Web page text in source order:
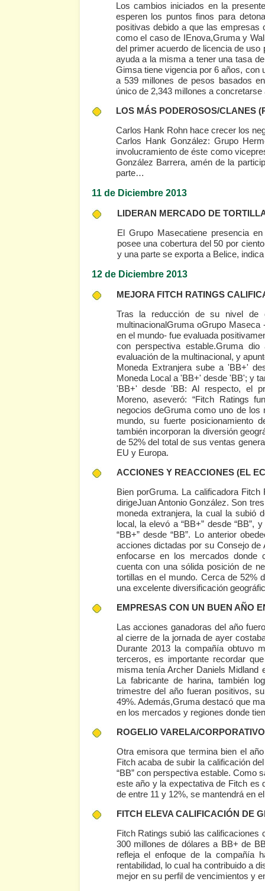
Los cambios iniciados en la
esperen los puntos finos para
positivas debido a que las
como el caso de IEnova,Gruma y
del primer acuerdo de licencia de
ayuda a la misma a tener una tasa
Gimsa tiene vigencia por 6 años, con
a 539 millones de pesos basados
único de 2,343 millones a
LOS MÁS PODEROSOS/CLANES
Carlos Hank Rohn hace crecer los
Carlos Hank González: Grupo
involucramiento de éste como
González Barrera, amén de la
parte…
11 de Diciembre 2013
LIDERAN MERCADO DE
El Grupo Masecatiene presencia
posee una cobertura del 50 por
y una parte se exporta a Belice,
12 de Diciembre 2013
MEJORA FITCH RATINGS
Tras la reducción de su nivel de
multinacionalGruma oGrupo
en el mundo- fue evaluada
con perspectiva estable.Gruma
evaluación de la multinacional, y
Moneda Extranjera sube a 'BB+'
Moneda Local a 'BB+' desde 'BB'; y
'BB+' desde 'BB: Al respecto, el
Moreno, aseveró: “Fitch Ratings
negocios deGruma como uno de
mundo, su fuerte posicionamiento
también incorporan la diversión
de 52% del total de sus ventas
EU y Europa.
ACCIONES Y REACCIONES (EL
Bien porGruma. La calificadora
dirigeJuan Antonio González. Son
moneda extranjera, la cual la subió
local, la elevó a “BB+” desde
“BB+” desde “BB”. Lo anterior
acciones dictadas por su Consejo
enfocarse en los mercados donde
cuenta con una sólida posición de
tortillas en el mundo. Cerca de 52%
una excelente diversificación
EMPRESAS CON UN BUEN AÑO
Las acciones ganadoras del año
al cierre de la jornada de ayer
Durante 2013 la compañía obtuvo
terceros, es importante recordar
misma tenía Archer Daniels Midland
La fabricante de harina, también
trimestre del año fueran positivos,
49%. Además,Gruma destacó que
en los mercados y regiones donde
ROGELIO VARELA/
Otra emisora que termina bien el
Fitch acaba de subir la calificación
“BB” con perspectiva estable. Como
este año y la expectativa de Fitch es
de entre 11 y 12%, se mantendrá en
FITCH ELEVA CALIFICACIÓN DE
Fitch Ratings subió las calificaciones
300 millones de dólares a BB+ de
refleja el enfoque de la compañía
rentabilidad, lo cual ha contribuido a
mejor en su perfil de vencimientos y